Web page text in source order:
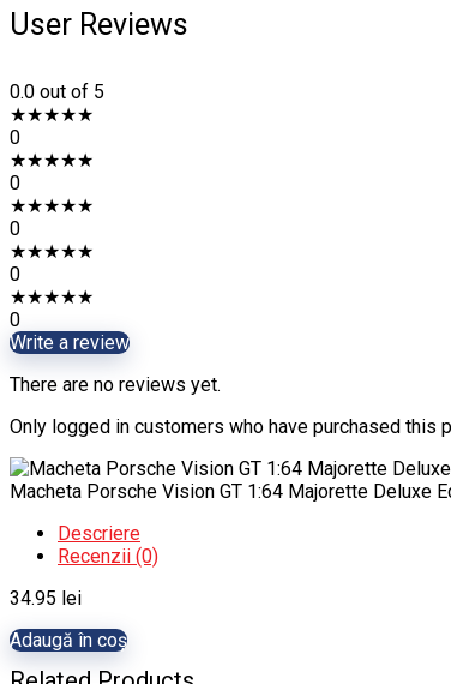
User Reviews
0.0 out of 5
★★★★★
0
★★★★★
0
★★★★★
0
★★★★★
0
★★★★★
0
Write a review
There are no reviews yet.
Only logged in customers who have purchased this
Macheta Porsche Vision GT 1:64 Majorette Deluxe
Descriere
Recenzii (0)
34.95 lei
Adaugă în coș